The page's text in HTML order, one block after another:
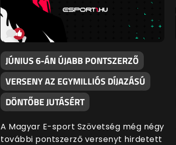
JÚNIUS 6-ÁN ÚJABB PONTSZERZŐ
VERSENY AZ EGYMILLIÓS DÍJAZÁSÚ
DÖNTŐBE JUTÁSÉRT
A Magyar E-sport Szövetség még négy
további pontszerző versenyt hirdetett